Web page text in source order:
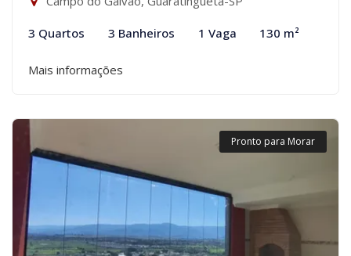
3 Quartos 3 Banheiros 1 Vaga 130 m²
Mais informações
Pronto para Morar